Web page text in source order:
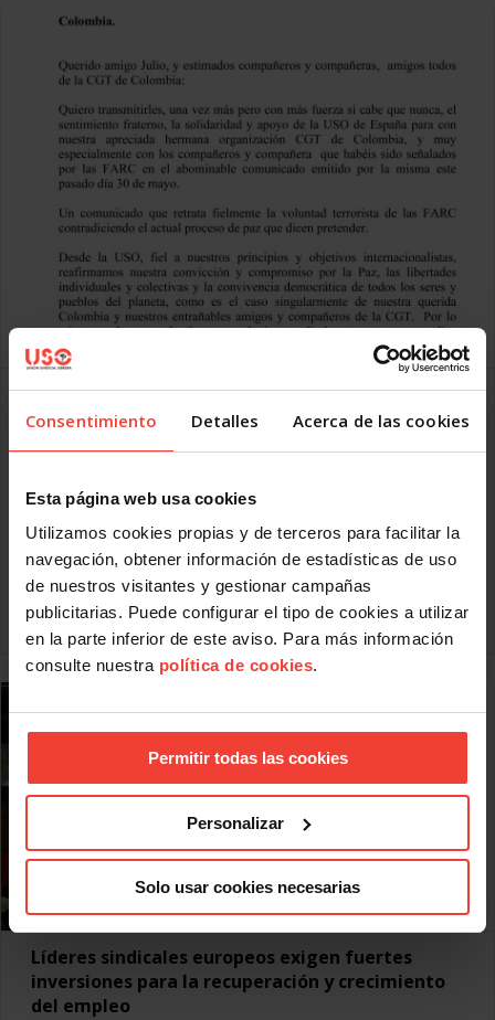
Consentimiento Detalles Acerca de las cookies
Esta página web usa cookies
Utilizamos cookies propias y de terceros para facilitar la
navegación, obtener información de estadísticas de uso
de nuestros visitantes y gestionar campañas
publicitarias. Puede configurar el tipo de cookies a utilizar
en la parte inferior de este aviso. Para más información
consulte nuestra política de cookies.
Permitir todas las cookies
Personalizar
Solo usar cookies necesarias
Carta del Secretario General Confederal de la
USO a los compañeros de la CGT de Colombia
remitido una carta al Presidente de la CGT de Colombia,
solidaridad de la USO ante el comunicado terrorista emitido
por las FARC contra la CGT y sus principales dirigentes.
Accede al texto de la carta
Líderes sindicales europeos exigen fuertes
inversiones para la recuperación y crecimiento
del empleo